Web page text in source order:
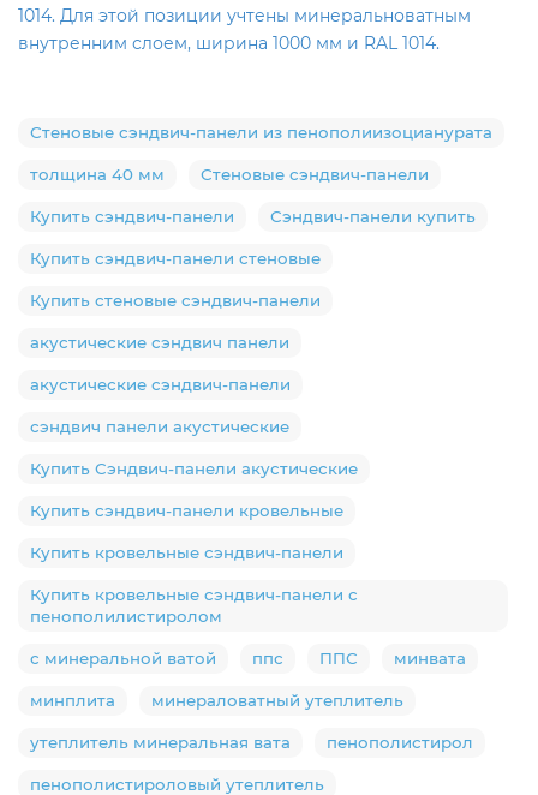
1014. Для этой позиции учтены минеральноватным
внутренним слоем, ширина 1000 мм и RAL 1014.
Стеновые сэндвич-панели из пенополиизоцианурата
толщина 40 мм Стеновые сэндвич-панели
Купить сэндвич-панели Сэндвич-панели купить
Купить сэндвич-панели стеновые
Купить стеновые сэндвич-панели
акустические сэндвич панели
акустические сэндвич-панели
сэндвич панели акустические
Купить Сэндвич-панели акустические
Купить сэндвич-панели кровельные
Купить кровельные сэндвич-панели
Купить кровельные сэндвич-панели с
пенополилистиролом
с минеральной ватой ппс ППС минвата
минплита минераловатный утеплитель
утеплитель минеральная вата пенополистирол
пенополистироловый утеплитель